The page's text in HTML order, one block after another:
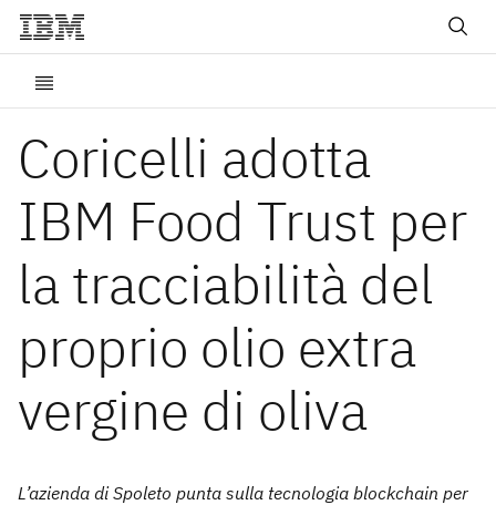
Coricelli adotta
IBM Food Trust per
la tracciabilità del
proprio olio extra
vergine di oliva
L’azienda di Spoleto punta sulla tecnologia blockchain per